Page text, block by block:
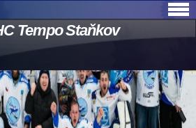
Tempo Staňkov